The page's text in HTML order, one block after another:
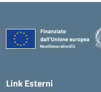
Link Esterni